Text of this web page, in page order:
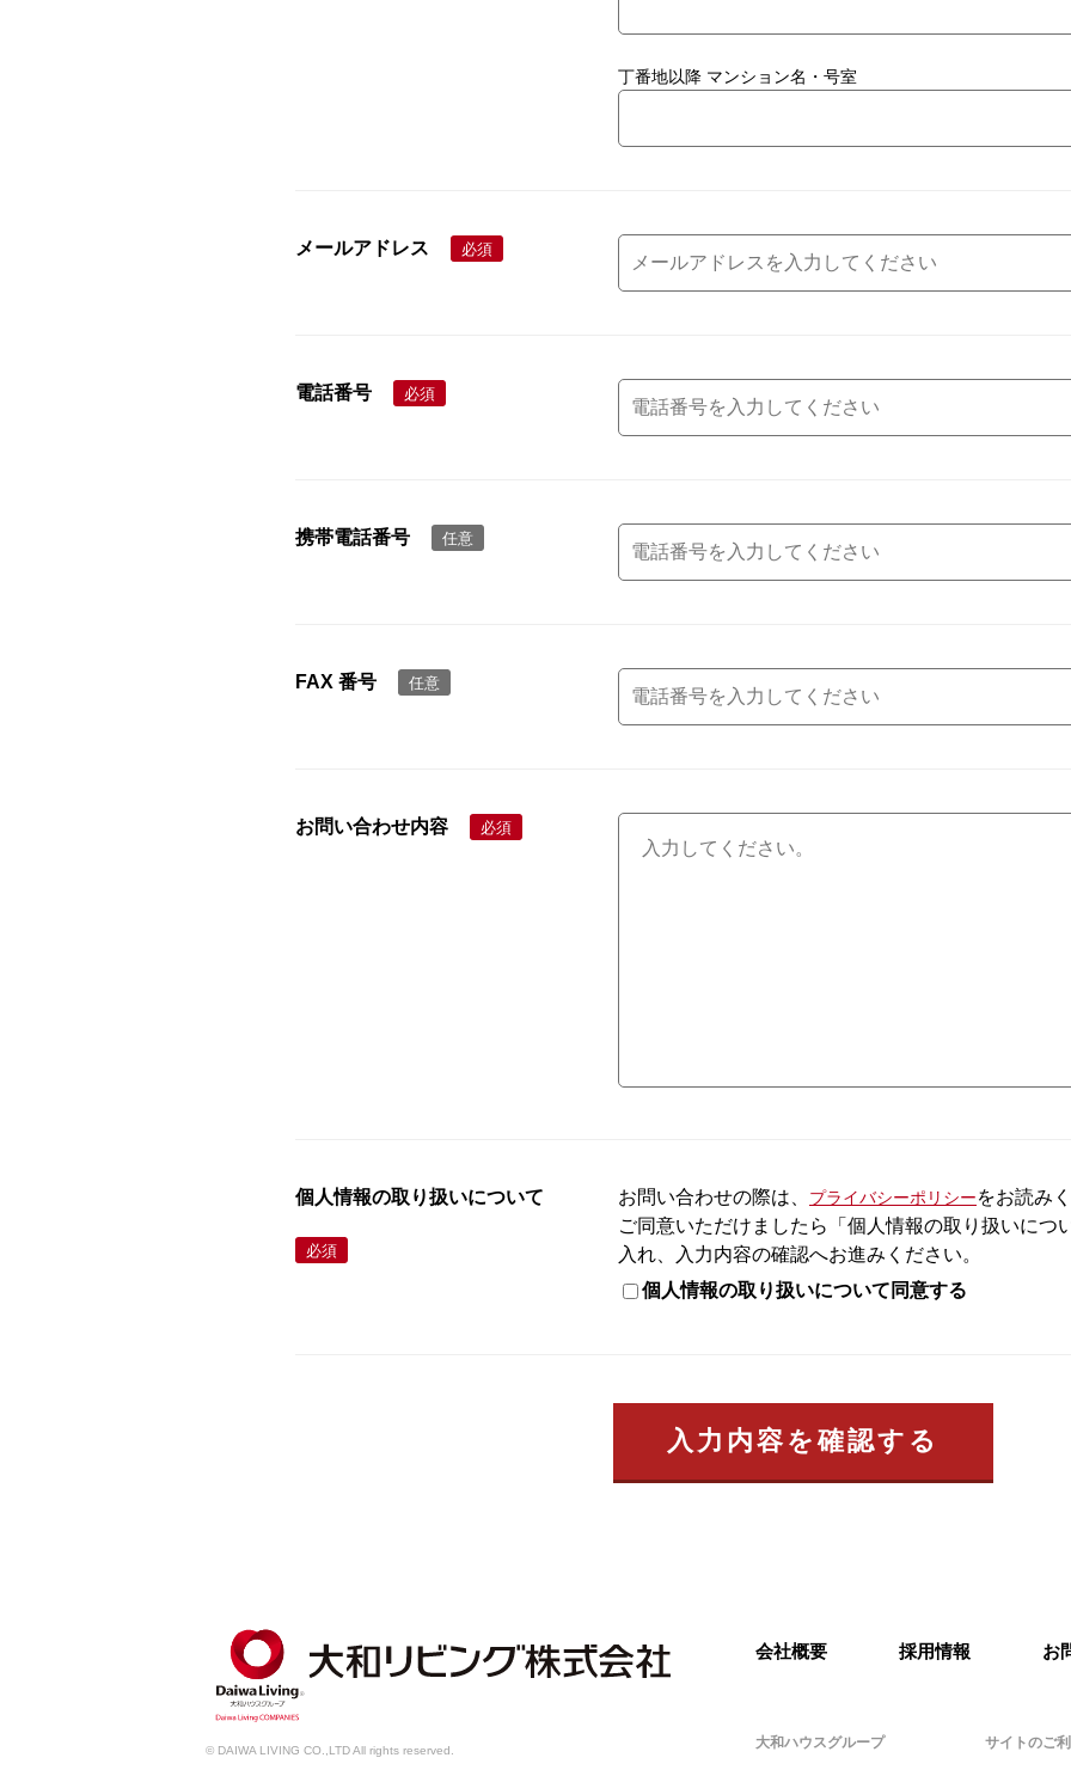
丁番地以降 マンション名・号室
メールアドレス 必須
電話番号 必須
携帯電話番号 任意
FAX 番号 任意
お問い合わせ内容 必須
個人情報の取り扱いについて
必須
お問い合わせの際は、 プライバシーポリシーをお読み
ご同意いただけましたら「個人情報の取り扱いにつ
入れ、入力内容の確認へお進みください。
個人情報の取り扱いについて同意する
入力内容を確認する
会社概要 採用情報 お
大和ハウスグループ サイトのご
© DAIWA LIVING CO.,LTD All rights reserved.